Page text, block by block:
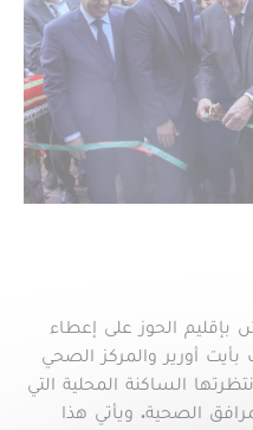
الحوز على إعطاء
أورير والمركز الصحي
الساكنة المحلية التي
الصحية. ويأتي هذا